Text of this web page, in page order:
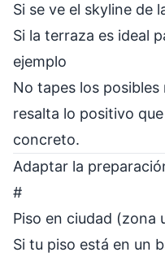
Si se ve el skyline de
Si la terraza es ideal
ejemplo
No tapes los
resalta lo positivo
concreto.
Adaptar la
#
Piso en ciudad (zona
Si tu piso está en un